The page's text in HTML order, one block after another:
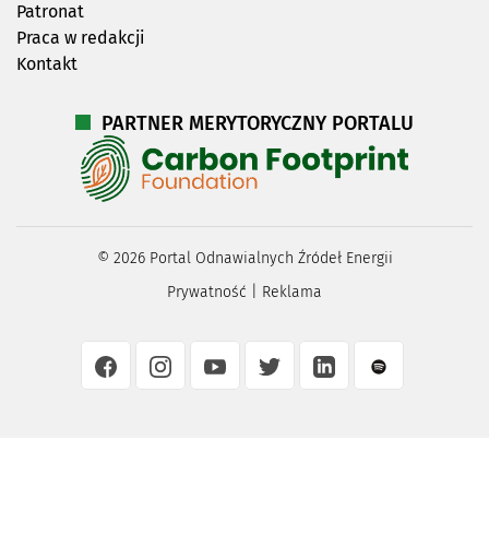
Patronat
Praca w redakcji
Kontakt
PARTNER MERYTORYCZNY PORTALU
© 2026Portal Odnawialnych Źródeł Energii
Prywatność
Reklama